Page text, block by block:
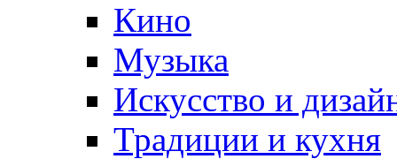
Кино
Музыка
Искусство и
Традиции и кухня